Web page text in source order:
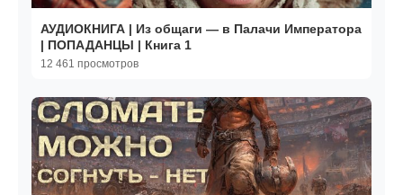
АУДИОКНИГА | Из общаги — в Палачи Императора
| ПОПАДАНЦЫ | Книга 1
12 461 просмотров